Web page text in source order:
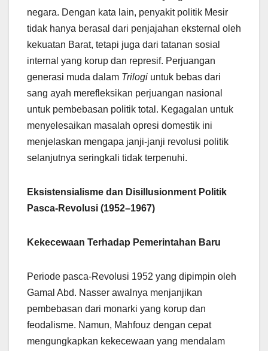
negara. Dengan kata lain, penyakit politik Mesir
tidak hanya berasal dari penjajahan eksternal oleh
kekuatan Barat, tetapi juga dari tatanan sosial
internal yang korup dan represif. Perjuangan
generasi muda dalam Trilogi untuk bebas dari
sang ayah merefleksikan perjuangan nasional
untuk pembebasan politik total. Kegagalan untuk
menyelesaikan masalah opresi domestik ini
menjelaskan mengapa janji-janji revolusi politik
selanjutnya seringkali tidak terpenuhi.
Eksistensialisme dan Disillusionment Politik
Pasca-Revolusi (1952–1967)
Kekecewaan Terhadap Pemerintahan Baru
Periode pasca-Revolusi 1952 yang dipimpin oleh
Gamal Abd. Nasser awalnya menjanjikan
pembebasan dari monarki yang korup dan
feodalisme. Namun, Mahfouz dengan cepat
mengungkapkan kekecewaan yang mendalam